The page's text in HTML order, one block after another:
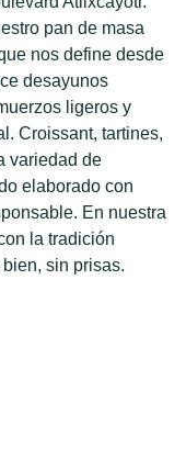
pan de masa
nos define desde
desayunos
ligeros y
Croissant, tartines,
variedad de
elaborado con
En nuestra
la tradición
sin prisas.